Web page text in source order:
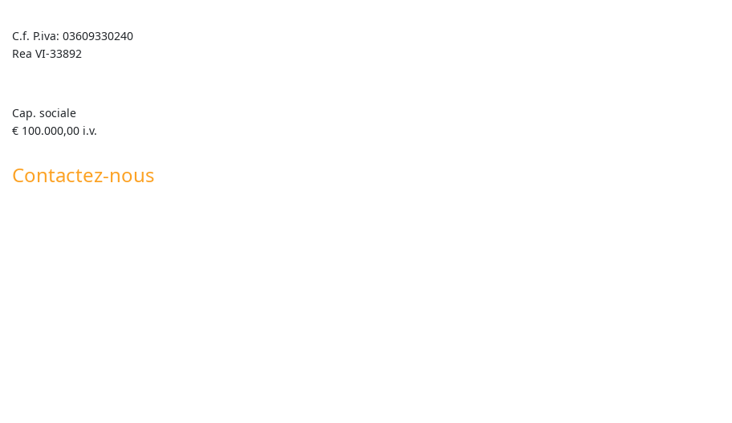
C.f. P.iva: 03609330240
Rea VI-33892
Cap. sociale
€ 100.000,00 i.v.
Contactez-nous